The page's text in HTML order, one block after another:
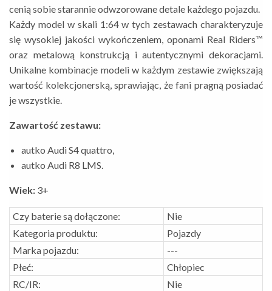
cenią sobie starannie odwzorowane detale każdego pojazdu.
Każdy model w skali 1:64 w tych zestawach charakteryzuje
się wysokiej jakości wykończeniem, oponami Real Riders™
oraz metalową konstrukcją i autentycznymi dekoracjami.
Unikalne kombinacje modeli w każdym zestawie zwiększają
wartość kolekcjonerską, sprawiając, że fani pragną posiadać
je wszystkie.
Zawartość zestawu:
autko Audi S4 quattro,
autko Audi R8 LMS.
Wiek: 3+
Czy baterie są dołączone:
Nie
Kategoria produktu:
Pojazdy
Marka pojazdu:
---
Płeć:
Chłopiec
RC/IR:
Nie